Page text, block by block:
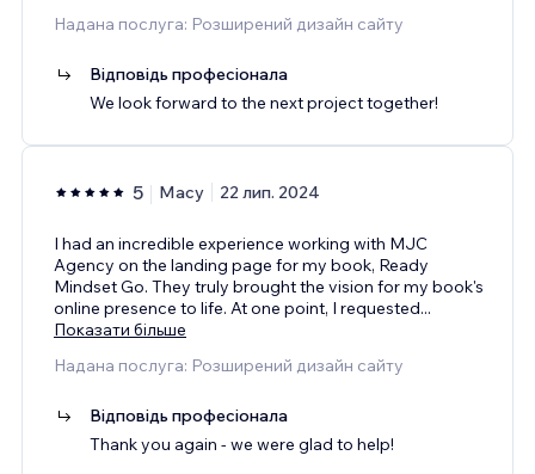
Надана послуга: Розширений дизайн сайту
Відповідь професіонала
We look forward to the next project together!
5 Macy 22 лип. 2024
I had an incredible experience working with MJC
Agency on the landing page for my book, Ready
Mindset Go. They truly brought the vision for my book's
online presence to life. At one point, I requested...
Показати більше
Надана послуга: Розширений дизайн сайту
Відповідь професіонала
Thank you again - we were glad to help!